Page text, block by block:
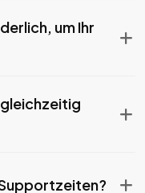
um Ihr
gleichzeitig